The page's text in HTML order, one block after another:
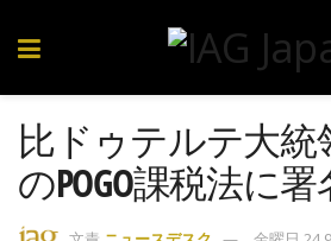
比ドゥテルテ大
のPOGO課税法に署